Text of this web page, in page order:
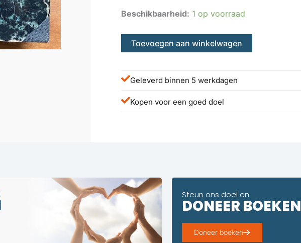
Beschikbaarheid: 1 op voorraad
Toevoegen aan winkelwagen
Geleverd binnen 5 werkdagen
Kopen voor een goed doel
Steun ons doel en
DONEER BOEKEN
Doneer boeken